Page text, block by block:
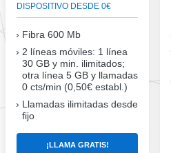
DISPOSITIVO DESDE 0€
Fibra 600 Mb
2 líneas móviles: 1 línea
30 GB y min. ilimitados;
otra línea 5 GB y llamadas
0 cts/min (0,50€ establ.)
Llamadas ilimitadas desde
fijo
¡LLAMA GRATIS!